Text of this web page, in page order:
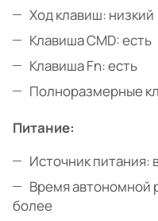
Ход клавиш: низкий
Клавиша CMD: есть
Клавиша Fn: есть
Полноразмерные
Питание:
Источник питания:
Время автономной
более